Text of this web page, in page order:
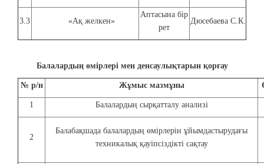
3.3 «Ақ желкен»
Аптасына бір
рет
Дюсебаева С.К.
Балалардың өмірлері мен денсаулықтарын қорғау
№ р/н Жұмыс мазмұны
1 Балалардың сырқатталу анализі
2
Балабақшада балалардың өмірлерін ұйымдастырудағы
техникалық қауіпсіздікті сақтау